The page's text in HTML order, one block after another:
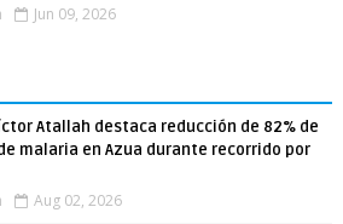
Jun 09, 2026
Atallah destaca reducción de 82% de
malaria en Azua durante recorrido por
Aug 02, 2026